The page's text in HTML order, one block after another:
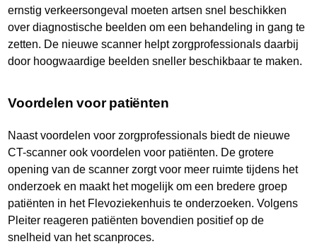
ernstig verkeersongeval moeten artsen snel beschikken
over diagnostische beelden om een behandeling in gang te
zetten. De nieuwe scanner helpt zorgprofessionals daarbij
door hoogwaardige beelden sneller beschikbaar te maken.
Voordelen voor patiënten
Naast voordelen voor zorgprofessionals biedt de nieuwe
CT-scanner ook voordelen voor patiënten. De grotere
opening van de scanner zorgt voor meer ruimte tijdens het
onderzoek en maakt het mogelijk om een bredere groep
patiënten in het Flevoziekenhuis te onderzoeken. Volgens
Pleiter reageren patiënten bovendien positief op de
snelheid van het scanproces.